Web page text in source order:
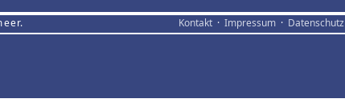
Kontakt · Impressum · Datenschutz